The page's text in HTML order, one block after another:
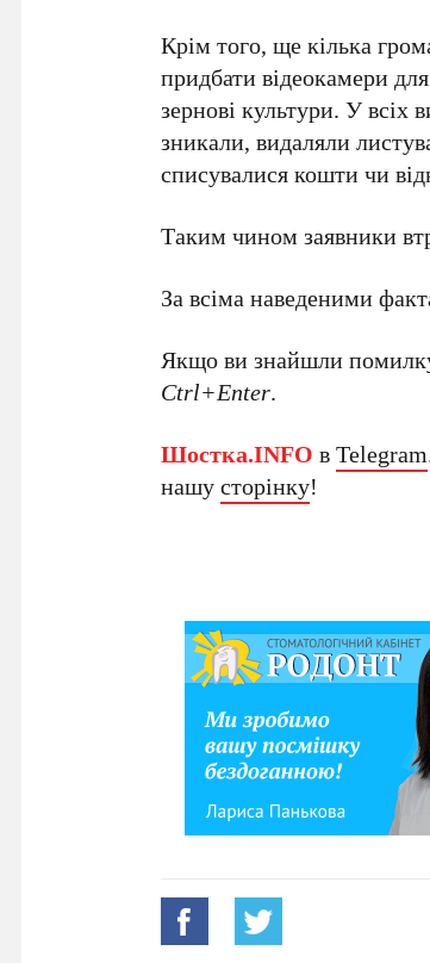
Крім того, ще кілька
придбати відеокамери
зернові культури. У всіх
зникали, видаляли
списувалися кошти чи
Таким чином заявники
За всіма наведеними
Якщо ви знайшли
Ctrl+Enter.
Шостка.INFO вTelegram
нашусторінку!